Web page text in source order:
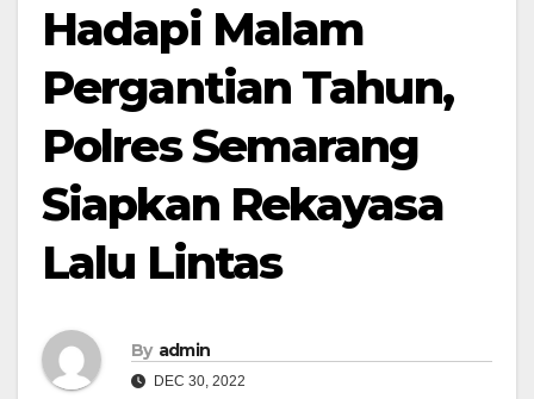
Hadapi Malam
Pergantian Tahun,
Polres Semarang
Siapkan Rekayasa
Lalu Lintas
By admin
DEC 30, 2022